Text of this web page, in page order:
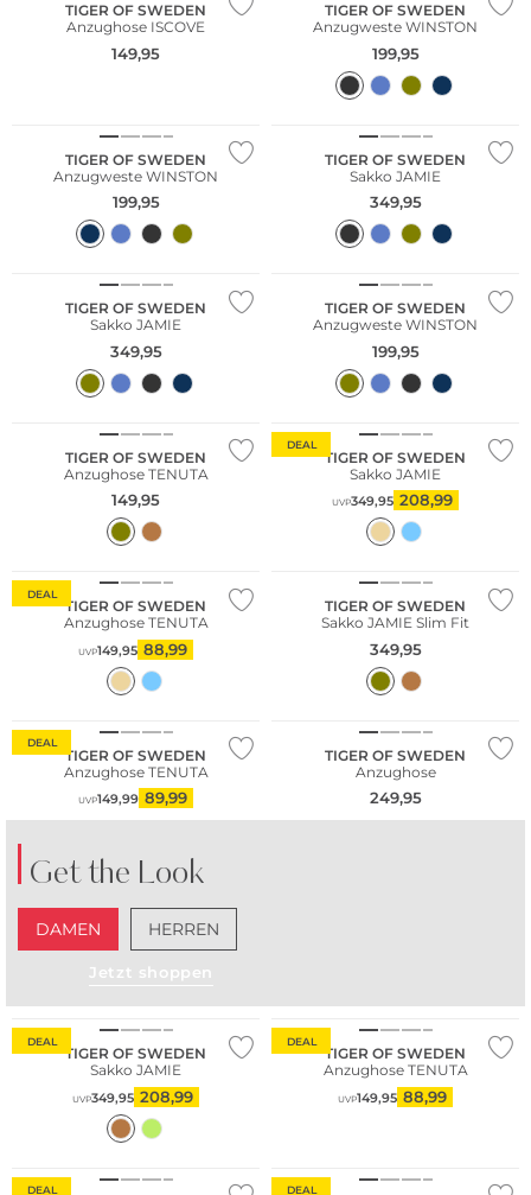
TIGER OF SWEDEN
Anzughose ISCOVE
149,95
TIGER OF SWEDEN
Anzugweste WINSTON
199,95
TIGER OF SWEDEN
Anzugweste WINSTON
199,95
Nachhaltig
TIGER OF SWEDEN
Sakko JAMIE
349,95
Nachhaltig
TIGER OF SWEDEN
Sakko JAMIE
349,95
Nachhaltig
TIGER OF SWEDEN
Anzugweste WINSTON
199,95
TIGER OF SWEDEN
Anzughose TENUTA
149,95
DEAL
TIGER OF SWEDEN
Sakko JAMIE
UVP349,95 208,99
DEAL
TIGER OF SWEDEN
Anzughose TENUTA
UVP149,95 88,99
TIGER OF SWEDEN
Sakko JAMIE Slim Fit
349,95
DEAL
TIGER OF SWEDEN
Anzughose TENUTA
UVP149,99 89,99
TIGER OF SWEDEN
Anzughose
249,95
Get the Look
DAMEN HERREN
Jetzt shoppen
DEAL
TIGER OF SWEDEN
Sakko JAMIE
UVP349,95 208,99
DEAL
TIGER OF SWEDEN
Anzughose TENUTA
UVP149,95 88,99
DEAL DEAL